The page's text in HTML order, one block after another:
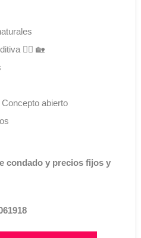
👍🏻 🏡
abierto
condado y precios fijos y